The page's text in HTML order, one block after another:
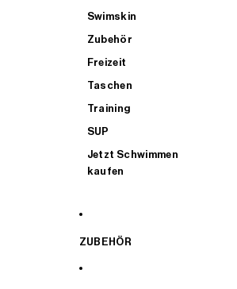
Swimskin
Zubehör
Freizeit
Taschen
Training
SUP
Jetzt Schwimmen
kaufen
ZUBEHÖR